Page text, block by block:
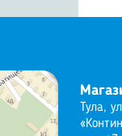
Тула,